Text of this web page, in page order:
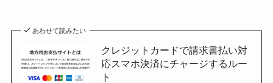
あわせて読みたい
クレジットカードで請求書払い対
応スマホ決済にチャージするルー
ト